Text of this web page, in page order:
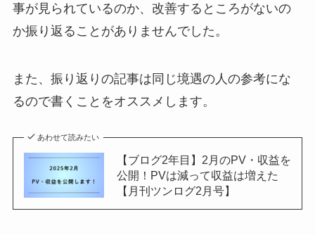
事が見られているのか、改善するところがないの
か振り返ることがありませんでした。
また、振り返りの記事は同じ境遇の人の参考にな
るので書くことをオススメします。
あわせて読みたい
【ブログ2年目】2月のPV・収益を
公開！PVは減って収益は増えた
【月刊ツンログ2月号】